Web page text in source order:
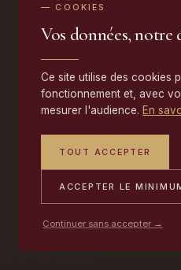
— COOKIES
Vos données, notre
Ce site utilise des cookies
fonctionnement et, avec
mesurer l'audience. En
TOUT ACCEPTER
ACCEPTER LE
Continuer sans accepter →